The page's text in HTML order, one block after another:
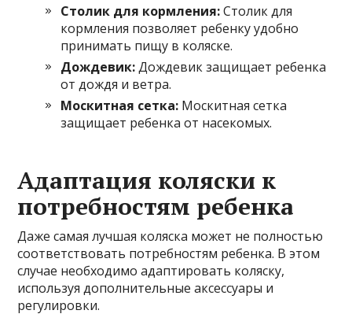
Столик для кормления:Столик для
кормления позволяет ребенку удобно
принимать пищу в коляске.
Дождевик:Дождевик защищает ребенка
от дождя и ветра.
Москитная сетка: Москитная сетка
защищает ребенка от насекомых.
Адаптация коляски к
потребностям ребенка
Даже самая лучшая коляска может не полностью
соответствовать потребностям ребенка. В этом
случае необходимо адаптировать коляску,
используя дополнительные аксессуары и
регулировки.